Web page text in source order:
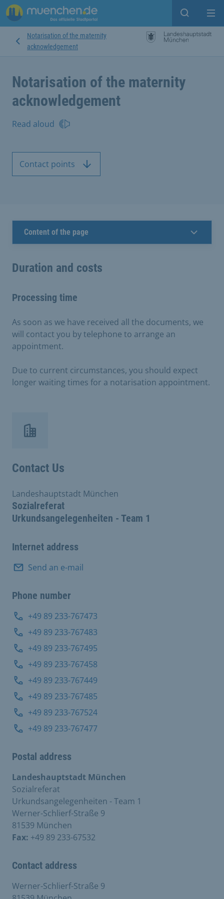
Open
Notarisation of the maternity
acknowledgement
Notarisation of the maternity
acknowledgement
Read aloud
Contact points
Content of the page
Duration and costs
Processing time
As soon as we have received all the documents, we
will contact you by telephone to arrange an
appointment.
Due to current circumstances, you should expect
longer waiting times for a notarisation appointment.
Contact Us
Sozialreferat
Urkundsangelegenheiten - Team 1
Landeshauptstadt München
Internet address
Send an e-mail
Phone number
+49 89 233-767473
+49 89 233-767483
+49 89 233-767495
+49 89 233-767458
+49 89 233-767449
+49 89 233-767485
+49 89 233-767524
+49 89 233-767477
Postal address
Landeshauptstadt München
Sozialreferat
Urkundsangelegenheiten - Team 1
Werner-Schlierf-Straße 9
81539 München
Fax: +49 89 233-67532
Contact address
Werner-Schlierf-Straße 9